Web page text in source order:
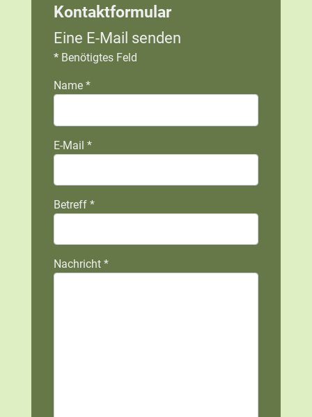
Kontaktformular
Eine E-Mail senden
*Benötigtes Feld
Name*
E-Mail *
Betreff*
Nachricht*